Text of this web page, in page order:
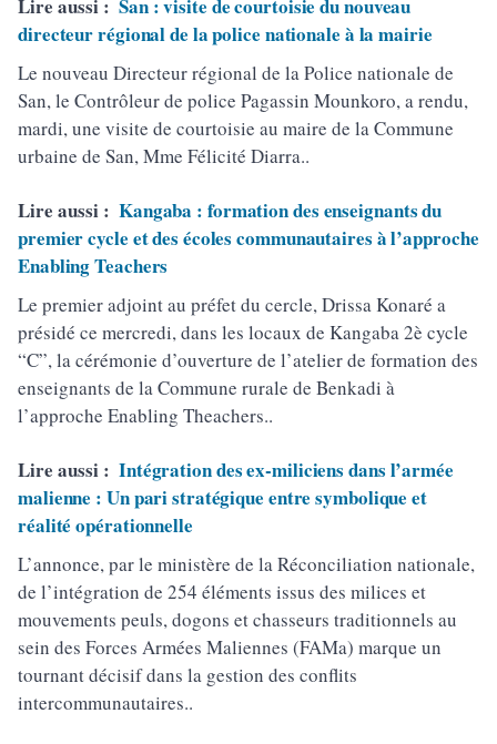
Lire aussi : San : visite de courtoisie du nouveau
directeur régional de la police nationale à la mairie
Le nouveau Directeur régional de la Police nationale de
San, le Contrôleur de police Pagassin Mounkoro, a rendu,
mardi, une visite de courtoisie au maire de la Commune
urbaine de San, Mme Félicité Diarra..
Lire aussi : Kangaba : formation des enseignants du
premier cycle et des écoles communautaires à l’approche
Enabling Teachers
Le premier adjoint au préfet du cercle, Drissa Konaré a
présidé ce mercredi, dans les locaux de Kangaba 2è cycle
“C”, la cérémonie d’ouverture de l’atelier de formation des
enseignants de la Commune rurale de Benkadi à
l’approche Enabling Theachers..
Lire aussi : Intégration des ex-miliciens dans l’armée
malienne : Un pari stratégique entre symbolique et
réalité opérationnelle
L’annonce, par le ministère de la Réconciliation nationale,
de l’intégration de 254 éléments issus des milices et
mouvements peuls, dogons et chasseurs traditionnels au
sein des Forces Armées Maliennes (FAMa) marque un
tournant décisif dans la gestion des conflits
intercommunautaires..